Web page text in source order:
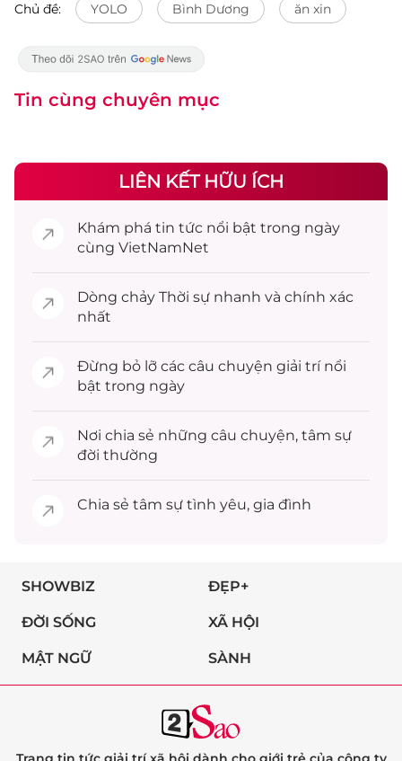
Chủ đề: YOLO Bình Dương ăn xin
Tin cùng chuyên mục
LIÊN KẾT HỮU ÍCH
Khám phá tin tức nổi bật trong ngày
cùng VietNamNet
Dòng chảy Thời sự nhanh và chính xác
nhất
Đừng bỏ lỡ các câu chuyện giải trínổi
bật trong ngày
Nơi chia sẻ những câu chuyện, tâm sự
đời thường
Chia sẻ tâm sự tình yêu, gia đình
SHOWBIZ ĐẸP+
ĐỜI SỐNG XÃ HỘI
MẬT NGỮ SÀNH